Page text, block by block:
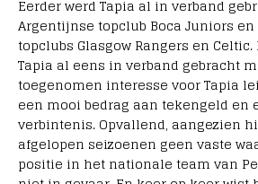
Eerder werd Tapia al in verband
Argentijnse topclub Boca Juniors en
topclubs Glasgow Rangers en
Tapia al eens in verband gebracht
toegenomen interesse voor Tapia
een mooi bedrag aan tekengeld en
verbintenis. Opvallend, aangezien
afgelopen seizoenen geen vaste
positie in het nationale team van